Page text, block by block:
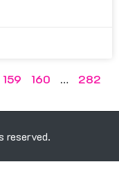
159 160 …
282